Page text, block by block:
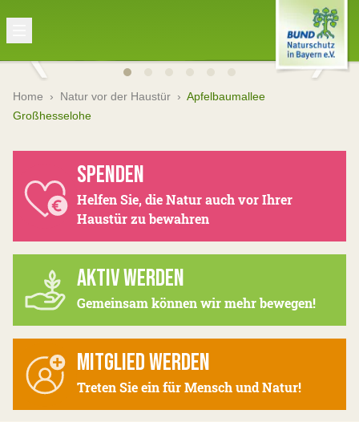
Home › Natur vor der Haustür › Apfelbaumallee
Großhesselohe
SPENDEN
Helfen Sie, die Natur auch vor Ihrer
Haustür zu bewahren
AKTIV WERDEN
Gemeinsam können wir mehr bewegen!
MITGLIED WERDEN
Treten Sie ein für Mensch und Natur!